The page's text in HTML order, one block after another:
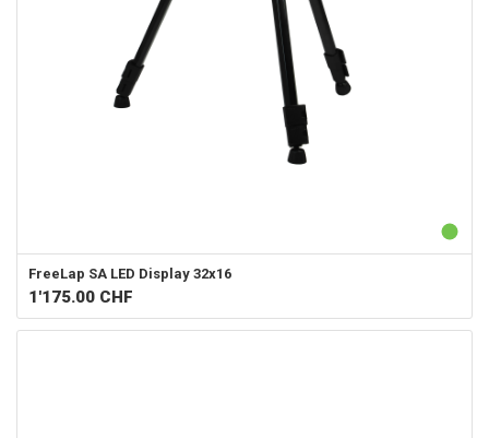
FreeLap SA LED Display 32x16
1'175.00 CHF